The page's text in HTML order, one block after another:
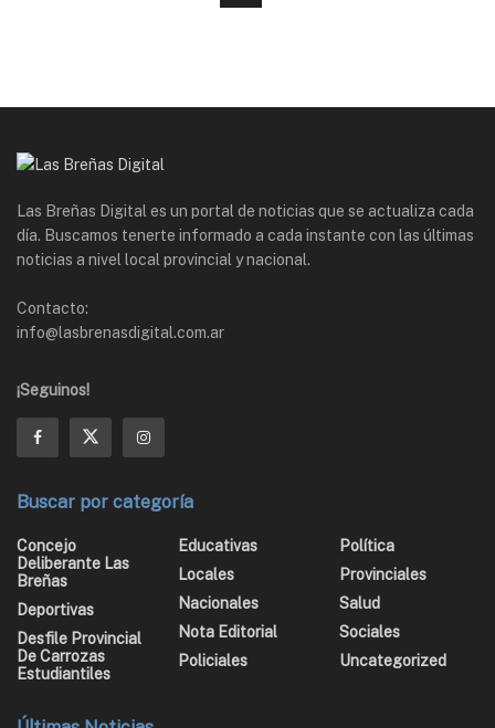
Las Breñas Digital es un portal de noticias que se actualiza cada
día. Buscamos tenerte informado a cada instante con las últimas
noticias a nivel local provincial y nacional.
Contacto:
info@lasbrenasdigital.com.ar
¡Seguinos!
Buscar por categoría
Concejo
Deliberante Las
Breñas
Deportivas
Desfile Provincial
De Carrozas
Estudiantiles
Educativas
Locales
Nacionales
Nota Editorial
Policiales
Política
Provinciales
Salud
Sociales
Uncategorized